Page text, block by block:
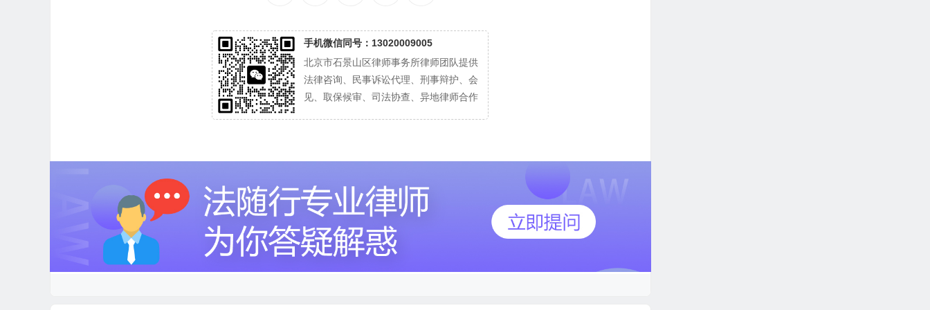
手机微信同号：13020009005
北京市石景山区律师事务所律师团队提供
法律咨询、民事诉讼代理、刑事辩护、会
见、取保候审、司法协查、异地律师合作